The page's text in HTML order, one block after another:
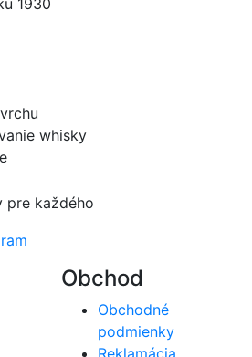
1930
whisky
pre každého
Obchod
Obchodné
podmienky